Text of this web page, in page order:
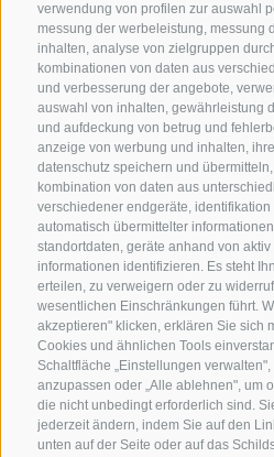
verwendung von profilen zur auswahl
messung der werbeleistung, messung
inhalten, analyse von zielgruppen
kombinationen von daten aus
und verbesserung der angebote,
auswahl von inhalten, gewährleistung
und aufdeckung von betrug und
anzeige von werbung und inhalten,
datenschutz speichern und
kombination von daten aus
verschiedener endgeräte,
automatisch übermittelter
standortdaten, geräte anhand von
informationen identifizieren. Es steht
erteilen, zu verweigern oder zu
wesentlichen Einschränkungen führt.
akzeptieren" klicken, erklären Sie sich
Cookies und ähnlichen Tools
Schaltfläche „Einstellungen verwalten",
anzupassen oder „Alle ablehnen", um
die nicht unbedingt erforderlich sind.
jederzeit ändern, indem Sie auf den
unten auf der Seite oder auf das
+39 0472
Bleib am